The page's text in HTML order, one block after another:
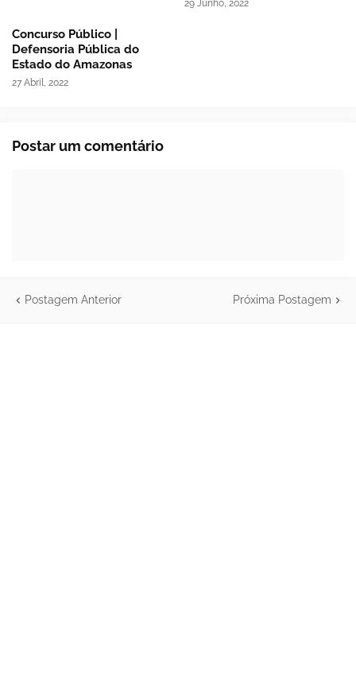
29 Junho, 2022
Concurso Público |
Defensoria Pública do
Estado do Amazonas
27 Abril, 2022
Postar um comentário
Postagem Anterior Próxima Postagem